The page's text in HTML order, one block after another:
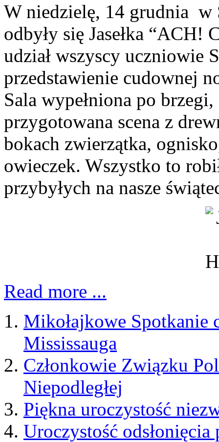
W niedzielę, 14 grudnia
odbyły się Jasełka
udział wszyscy uczniowie
przedstawienie cudownej
Sala wypełniona po
przygotowana scena z
bokach zwierzątka,
owieczek. Wszystko to
przybyłych na nasze
Read more ...
Mikołajkowe Spotkanie
Mississauga
Członkowie Związku
Niepodległej
Piękna uroczystość
Uroczystość